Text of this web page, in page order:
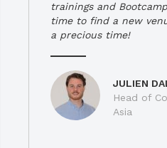
trainings and
time to find a new
a precious time!
JULIEN
Head of
Asia